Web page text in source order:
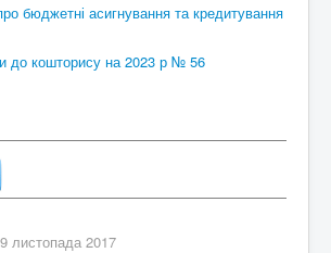
бюджетні асигнування та кредитування
до кошторису на 2023 р № 56
листопада 2017